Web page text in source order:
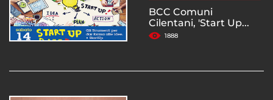
BCC Comuni
Cilentani, 'Start Up...
1888